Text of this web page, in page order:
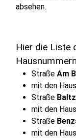
absehen.
Hier die Liste
Straße Am
mit den
Straße
mit den
Straße
mit den